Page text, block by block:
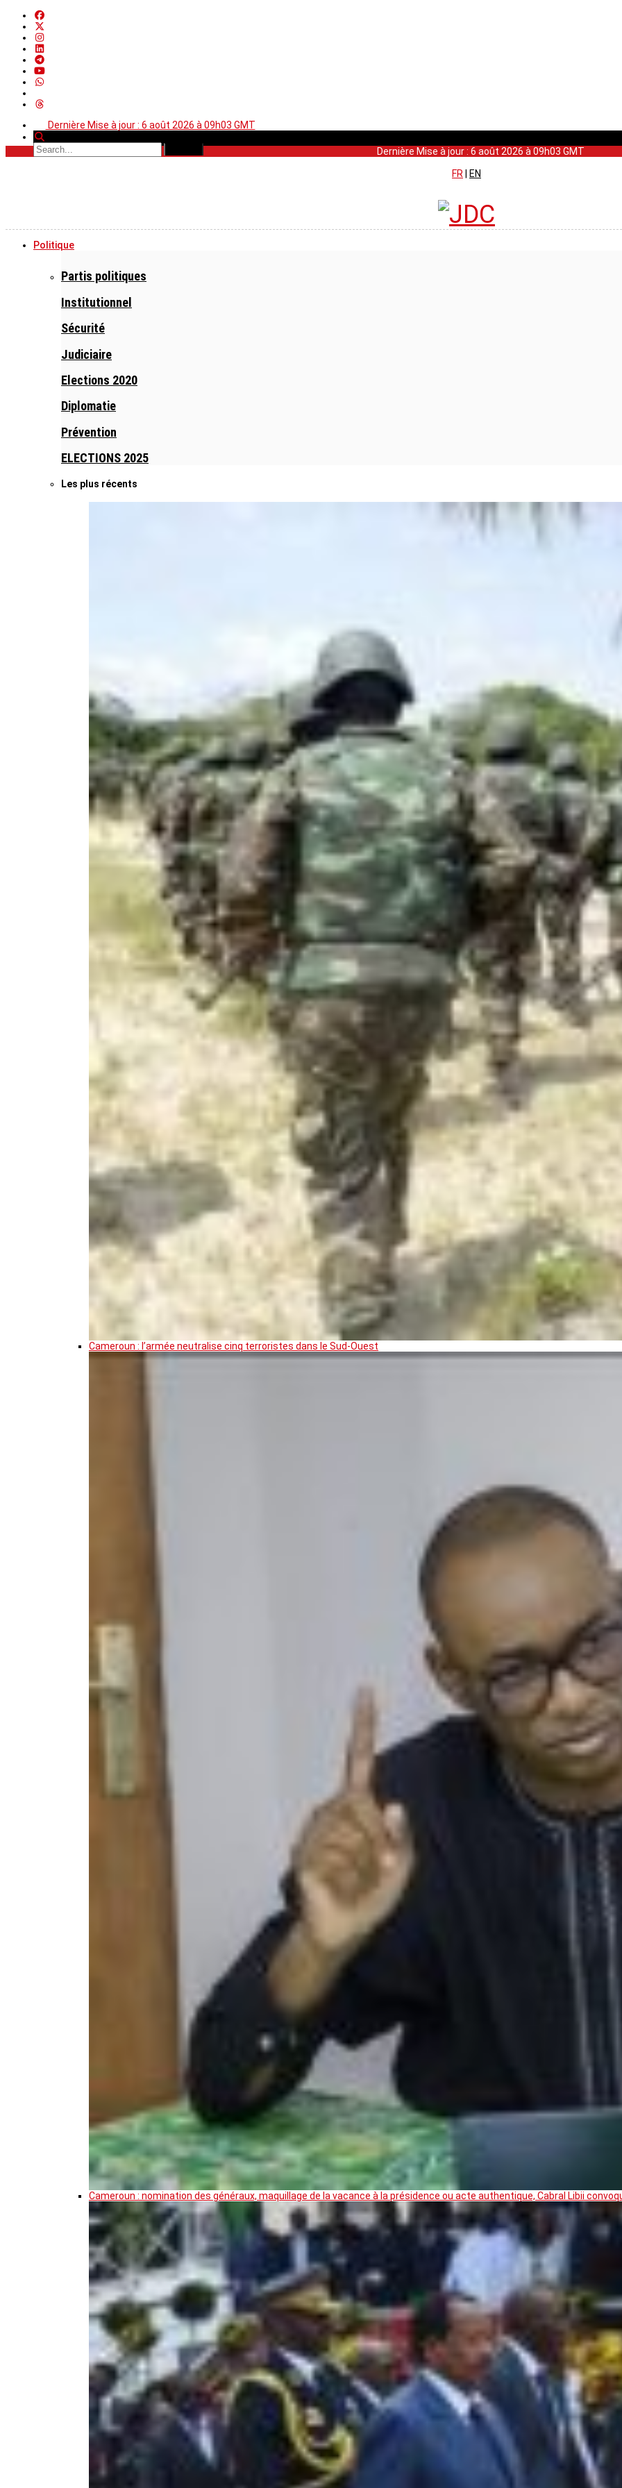
Dernière Mise à jour : 6 août 2026 à 09h03 GMT
Dernière Mise à jour : 6 août 2026 à 09h03 GMT
FR
EN
Politique
Partis politiques
Institutionnel
Sécurité
Judiciaire
Elections 2020
Diplomatie
Prévention
ELECTIONS 2025
Les plus récents
Cameroun : l’armée neutralise cinq terroristes dans le Sud-Ouest
Cameroun : nomination des généraux, maquillage de la vacance à la présidence ou acte authentique, Cabral Libii